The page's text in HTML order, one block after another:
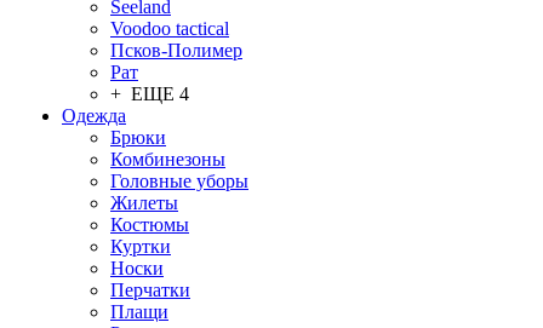
Seeland
Voodoo tactical
Псков-Полимер
Рат
+ ЕЩЕ 4
Одежда
Брюки
Комбинезоны
Головные уборы
Жилеты
Костюмы
Куртки
Носки
Перчатки
Плащи